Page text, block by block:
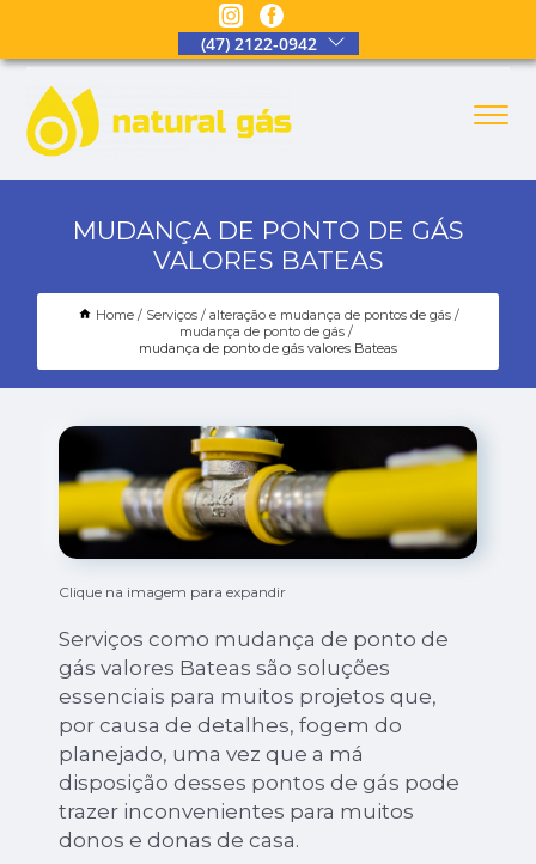
(47) 2122-0942
MUDANÇA DE PONTO DE GÁS
VALORES BATEAS
Home Serviços
alteração e mudança de pontos de gás
mudança de ponto de gás
mudança de ponto de gás valores Bateas
Clique na imagem para expandir
Serviços como mudança de ponto de
gás valores Bateas são soluções
essenciais para muitos projetos que,
por causa de detalhes, fogem do
planejado, uma vez que a má
disposição desses pontos de gás pode
trazer inconvenientes para muitos
donos e donas de casa.